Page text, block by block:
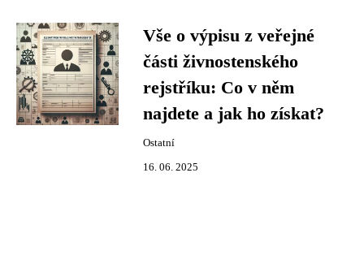
Vše o výpisu z veřejné
části živnostenského
rejstříku: Co v něm
najdete a jak ho získat?
Ostatní
16. 06. 2025